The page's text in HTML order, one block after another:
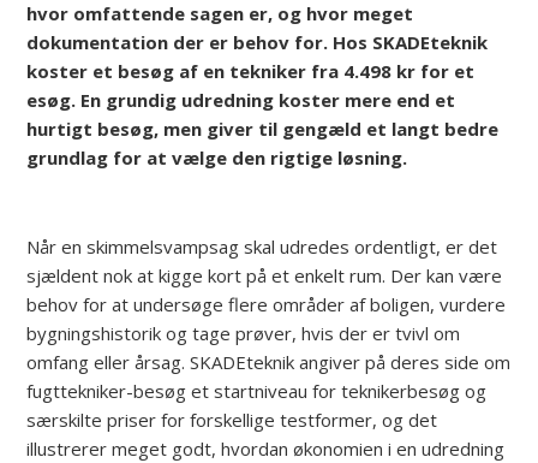
hvor omfattende sagen er, og hvor meget
dokumentation der er behov for. Hos SKADEteknik
koster et besøg af en tekniker fra 4.498 kr for et
esøg. En grundig udredning koster mere end et
hurtigt besøg, men giver til gengæld et langt bedre
grundlag for at vælge den rigtige løsning.
Når en skimmelsvampsag skal udredes ordentligt, er det
sjældent nok at kigge kort på et enkelt rum. Der kan være
behov for at undersøge flere områder af boligen, vurdere
bygningshistorik og tage prøver, hvis der er tvivl om
omfang eller årsag. SKADEteknik angiver på deres side om
fugttekniker-besøg et startniveau for teknikerbesøg og
særskilte priser for forskellige testformer, og det
illustrerer meget godt, hvordan økonomien i en udredning